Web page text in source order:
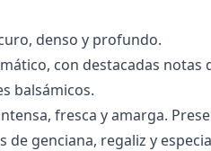
denso y profundo.
con destacadas notas
balsámicos.
fresca y amarga.
de genciana, regaliz y